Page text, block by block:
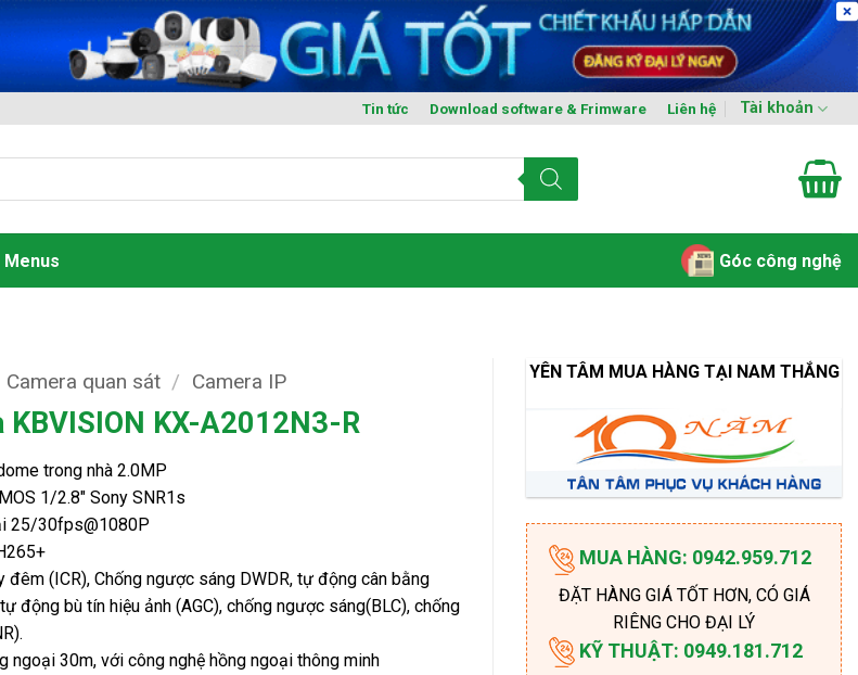
Tin tức Download software & Frimware Liên hệ Tài khoản
Góc công nghệ
Camera quan sát / Camera IP
KBVISION KX-A2012N3-R
trong nhà 2.0MP
1/2.8″ Sony SNR1s
25/30fps@1080P
đêm (ICR), Chống ngược sáng DWDR, tự động cân bằng
động bù tín hiệu ảnh (AGC), chống ngược sáng(BLC), chống
ngoại 30m, với công nghệ hồng ngoại thông minh
YÊN TÂM MUA HÀNG TẠI NAM THẮNG
MUA HÀNG: 0942.959.712
ĐẶT HÀNG GIÁ TỐT HƠN, CÓ GIÁ
RIÊNG CHO ĐẠI LÝ
KỸ THUẬT: 0949.181.712